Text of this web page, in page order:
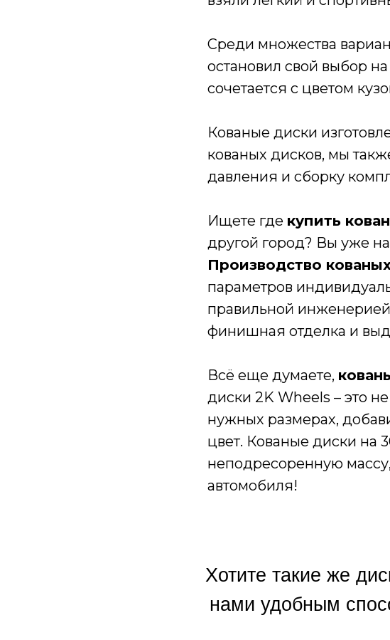
Среди множества
остановил свой выбор
сочетается с цветом
Кованые диски
кованых дисков, мы
давления и сборку
Ищете где купить
другой город? Вы уже
Производство
параметров
правильной
финишная отделка и
Всё еще думаете,
диски 2K Wheels – это
нужных размерах,
цвет. Кованые диски на
неподресоренную
автомобиля!
Хотите такие же
нами удобным